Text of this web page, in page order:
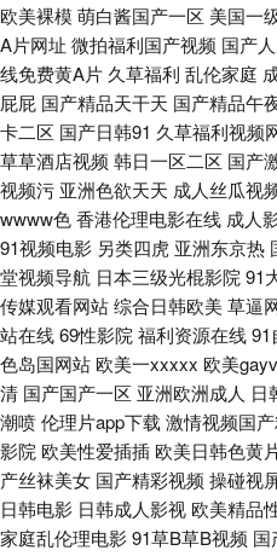
洲精品 亚成人洲电影在线 性猛交精
美日韩成人精品色 豆花网站官网入口
网站在线观看 国产精品这里 91福利
吧视频在线免费观看 91色涩 91香
级 国产成人精品玖玖 91大神精品丝
蜜臀 福利社视频 國產福利av 毛片水
香焦网 91白丝 91大神精品人妻 91豆
线看 肏屄视频肏 国产精品熟 韩国a√
AV无码免费网站 少妇丝足性爱网 微
欧美裸模 萌白酱国产一区 美国一
A片网址 微拍福利国产视频 国产
线免费黄A片 久草福利 乱伦家庭
屁屁 国产精品天干天 国产精品午
卡二区 国产日韩91 久草福利视频
草草酒店视频 韩日一区二区 国产
视频污 亚洲色欲天天 成人丝瓜视
wwww色香港伦理电影在线 成人
91视频电影 另类四虎 亚洲东京热
堂视频导航 日本三级光棍影院 91
传媒观看网站综合日韩欧美草逼
站在线69性影院 福利资源在线91
色岛国网站 欧美一xxxxx 欧美gayv
清 国产国产一区 亚洲欧洲成人 日
潮喷伦理片app下载 激情视频国
影院 欧美性爱插插 欧美日韩色黄
产丝袜美女 国产精彩视频 操碰视
日韩电影 日韩成人影视 欧美精品
家庭乱伦理电影91草B草B视频 国